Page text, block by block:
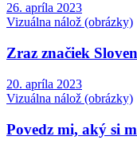
26. apríla 2023
Vizuálna nálož (obrázky)
Zraz značiek
20. apríla 2023
Vizuálna nálož (obrázky)
Povedz mi, aký si